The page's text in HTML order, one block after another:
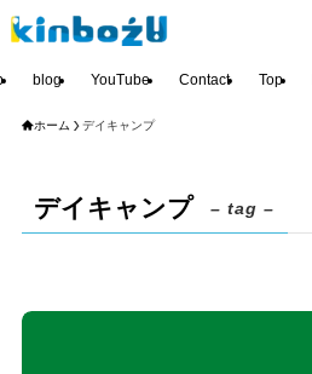
blog YouTube Contact Top
ホーム デイキャンプ
デイキャンプ – tag –